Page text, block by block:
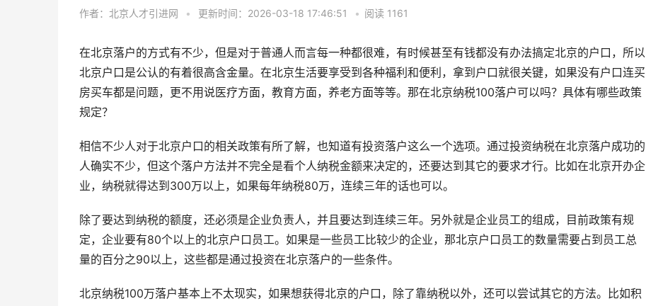
作者：北京人才引进网 • 更新时间：2026-03-18 17:46:51 • 阅读 1161
在北京落户的方式有不少，但是对于普通人而言每一种都很难，有时候甚至有钱都没有办法搞定北京的户口，所以
北京户口是公认的有着很高含金量。在北京生活要享受到各种福利和便利，拿到户口就很关键，如果没有户口连买
房买车都是问题，更不用说医疗方面，教育方面，养老方面等等。那在北京纳税100落户可以吗？具体有哪些政策
规定？
相信不少人对于北京户口的相关政策有所了解，也知道有投资落户这么一个选项。通过投资纳税在北京落户成功的
人确实不少，但这个落户方法并不完全是看个人纳税金额来决定的，还要达到其它的要求才行。比如在北京开办企
业，纳税就得达到300万以上，如果每年纳税80万，连续三年的话也可以。
除了要达到纳税的额度，还必须是企业负责人，并且要达到连续三年。另外就是企业员工的组成，目前政策有规
定，企业要有80个以上的北京户口员工。如果是一些员工比较少的企业，那北京户口员工的数量需要占到员工总
量的百分之90以上，这些都是通过投资在北京落户的一些条件。
北京纳税100万落户基本上不太现实，如果想获得北京的户口，除了靠纳税以外，还可以尝试其它的方法。比如积